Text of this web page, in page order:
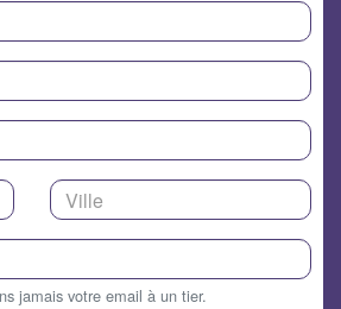
jamais votre email à un tier.